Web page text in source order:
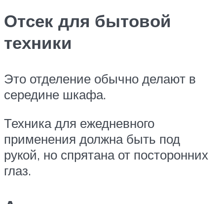
Отсек для бытовой
техники
Это отделение обычно делают в
середине шкафа.
Техника для ежедневного
применения должна быть под
рукой, но спрятана от посторонних
глаз.